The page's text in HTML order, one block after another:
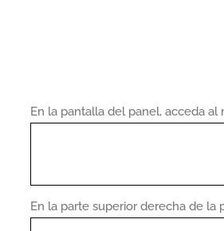
En la pantalla del panel, acceda
En la parte superior derecha de la